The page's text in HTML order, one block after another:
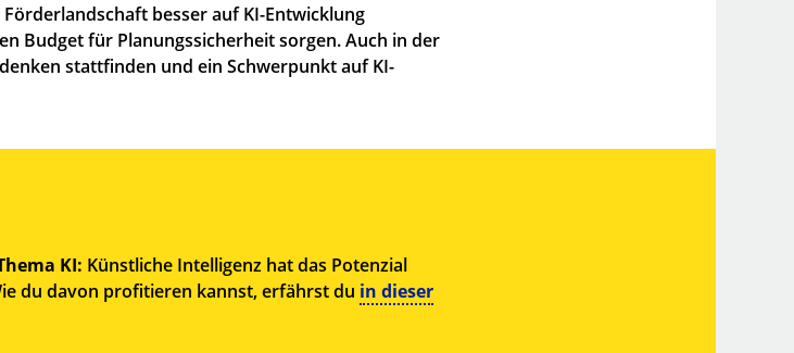
besser auf KI-Entwicklung
Budget für Planungssicherheit sorgen. Auch in der
stattfinden und ein Schwerpunkt auf KI-
KI: Künstliche Intelligenz hat das Potenzial
du davon profitieren kannst, erfährst du in dieser